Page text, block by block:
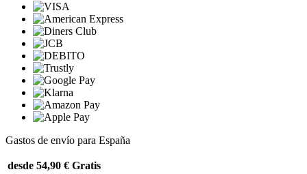
Gastos de envío para España
desde 54,90 € Gratis